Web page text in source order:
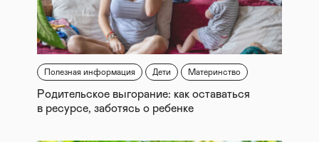
Полезная информация Дети Материнство
Родительское выгорание: как оставаться
в ресурсе, заботясь о ребенке